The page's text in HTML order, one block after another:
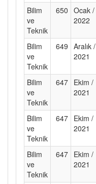
Bilim
ve
Teknik
650 Ocak /
2022
Bilim
ve
Teknik
649 Aralık /
2021
Bilim
ve
Teknik
647 Ekim /
2021
Bilim
ve
Teknik
647 Ekim /
2021
Bilim
ve
Teknik
647 Ekim /
2021